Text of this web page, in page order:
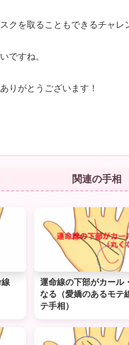
クを取ることもできるチャレ
ですね。
りがとうございます！
関連の手相
運命線の下部がカール
なる（愛嬌のあるモテ
テ手相）